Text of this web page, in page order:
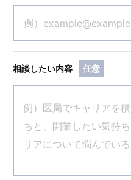
相談したい内容 任意